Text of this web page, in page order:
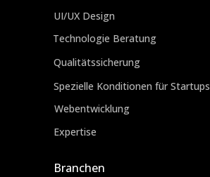
UI/UX Design
Technologie Beratung
Qualitätssicherung
Webentwicklung
Expertise
Branchen
Spezielle Konditionen für Startups